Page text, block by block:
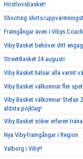
Höstlovsbasket!
Shooting shirts/
Framgångar även i Vibys
Viby Basket behöver ditt
StreetBasket 24 augusti
Viby Basket hälsar alla varmt
Viby Basket välkomnar fler
Viby Basket välkomnar Stefan
äldsta pojklag!
Viby Basket söker erfaren
Nya Viby-framgångar i Region
Valborg i Viby!!